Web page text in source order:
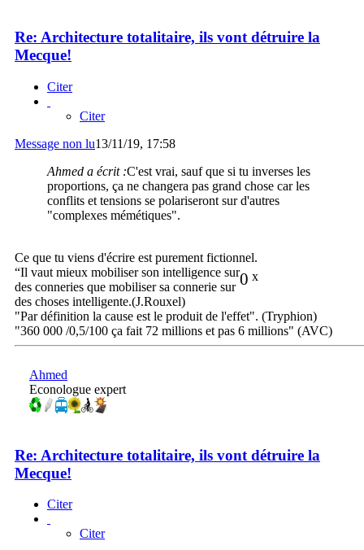
Re: Architecture totalitaire, ils vont détruire la
Mecque!
Citer
Citer
Message non lu13/11/19, 17:58
Ahmed a écrit :C'est vrai, sauf que si tu inverses les
proportions, ça ne changera pas grand chose car les
conflits et tensions se polariseront sur d'autres
"complexes mémétiques".
Ce que tu viens d'écrire est purement fictionnel.
0 x
“Il vaut mieux mobiliser son intelligence sur
des conneries que mobiliser sa connerie sur
des choses intelligente.(J.Rouxel)
"Par définition la cause est le produit de l'effet". (Tryphion)
"360 000 /0,5/100 ça fait 72 millions et pas 6 millions" (AVC)
Ahmed
Econologue expert
Re: Architecture totalitaire, ils vont détruire la
Mecque!
Citer
Citer